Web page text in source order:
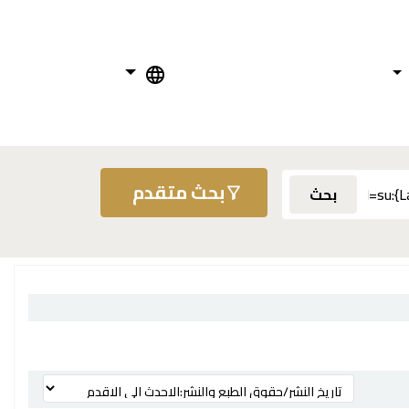
بحث بحث متقدم
ترتيب بواسطة: